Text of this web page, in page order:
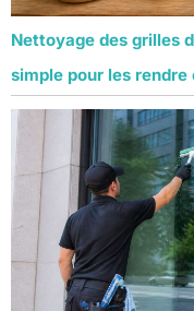
Nettoyage des grilles
simple pour les rendre